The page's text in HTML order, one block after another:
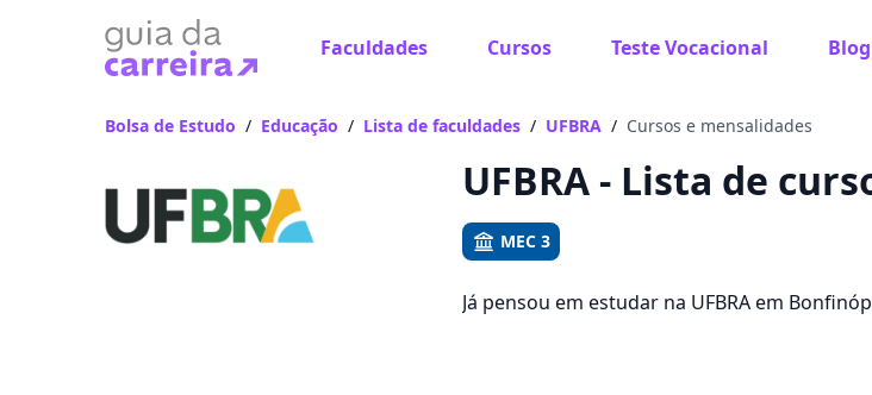
Faculdades Cursos Teste Vocacional Blog
Vamos te guiar no caminho ideal para seus
Bolsa de Estudo / Educação / Lista de faculdades / UFBRA / Cursos e mensalidades
UFBRA - Lista de
MEC 3
Já pensou em estudar na UFBRA em